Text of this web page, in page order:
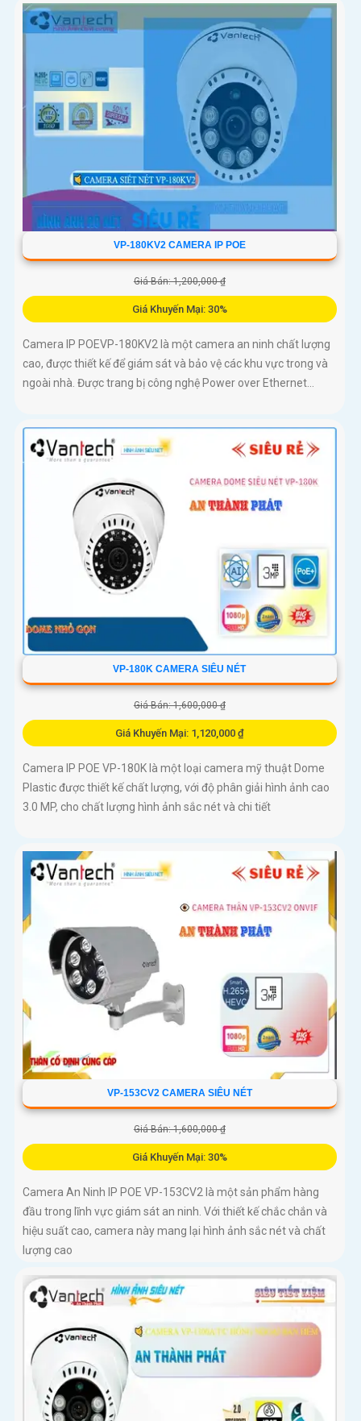
VP-180KV2 CAMERA IP POE
Giá Bán: 1,200,000 ₫
Giá Khuyến Mại: 30%
Camera IP POEVP-180KV2 là một camera an ninh chất lượng
cao, được thiết kế để giám sát và bảo vệ các khu vực trong và
ngoài nhà. Được trang bị công nghệ Power over Ethernet...
VP-180K CAMERA SIÊU NÉT
Giá Bán: 1,600,000 ₫
Giá Khuyến Mại: 1,120,000 ₫
Camera IP POE VP-180K là một loại camera mỹ thuật Dome
Plastic được thiết kế chất lượng, với độ phân giải hình ảnh cao
3.0 MP, cho chất lượng hình ảnh sắc nét và chi tiết
VP-153CV2 CAMERA SIÊU NÉT
Giá Bán: 1,600,000 ₫
Giá Khuyến Mại: 30%
Camera An Ninh IP POE VP-153CV2 là một sản phẩm hàng
đầu trong lĩnh vực giám sát an ninh. Với thiết kế chắc chắn và
hiệu suất cao, camera này mang lại hình ảnh sắc nét và chất
lượng cao